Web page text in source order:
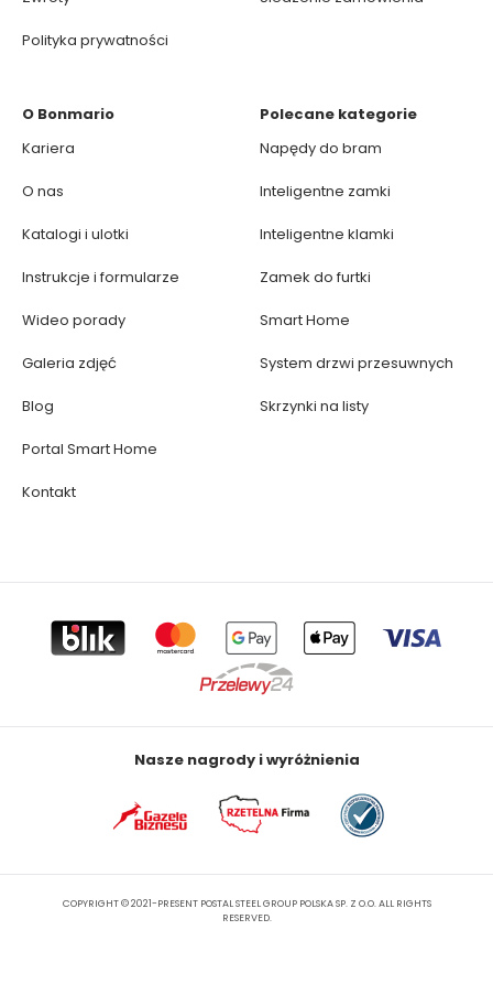
Polityka prywatności
O Bonmario
Kariera
O nas
Katalogi i ulotki
Instrukcje i formularze
Wideo porady
Galeria zdjęć
Blog
Portal Smart Home
Kontakt
Polecane kategorie
Napędy do bram
Inteligentne zamki
Inteligentne klamki
Zamek do furtki
Smart Home
System drzwi przesuwnych
Skrzynki na listy
Nasze nagrody i wyróżnienia
COPYRIGHT © 2021-PRESENT POSTAL STEEL GROUP POLSKA SP. Z O.O. ALL RIGHTS
RESERVED.